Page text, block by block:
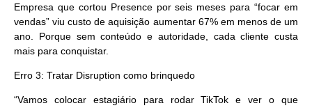
Empresa que cortou Presence por seis meses para “focar em
vendas” viu custo de aquisição aumentar 67% em menos de um
ano. Porque sem conteúdo e autoridade, cada cliente custa
mais para conquistar.
Erro 3: Tratar Disruption como brinquedo
“Vamos colocar estagiário para rodar TikTok e ver o que